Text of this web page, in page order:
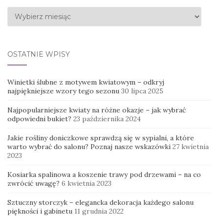
Archiwa
OSTATNIE WPISY
Winietki ślubne z motywem kwiatowym – odkryj
najpiękniejsze wzory tego sezonu 30 lipca 2025
Najpopularniejsze kwiaty na różne okazje – jak wybrać
odpowiedni bukiet? 23 października 2024
Jakie rośliny doniczkowe sprawdzą się w sypialni, a które
warto wybrać do salonu? Poznaj nasze wskazówki 27 kwietnia
2023
Kosiarka spalinowa a koszenie trawy pod drzewami – na co
zwrócić uwagę? 6 kwietnia 2023
Sztuczny storczyk – elegancka dekoracja każdego salonu
piękności i gabinetu 11 grudnia 2022